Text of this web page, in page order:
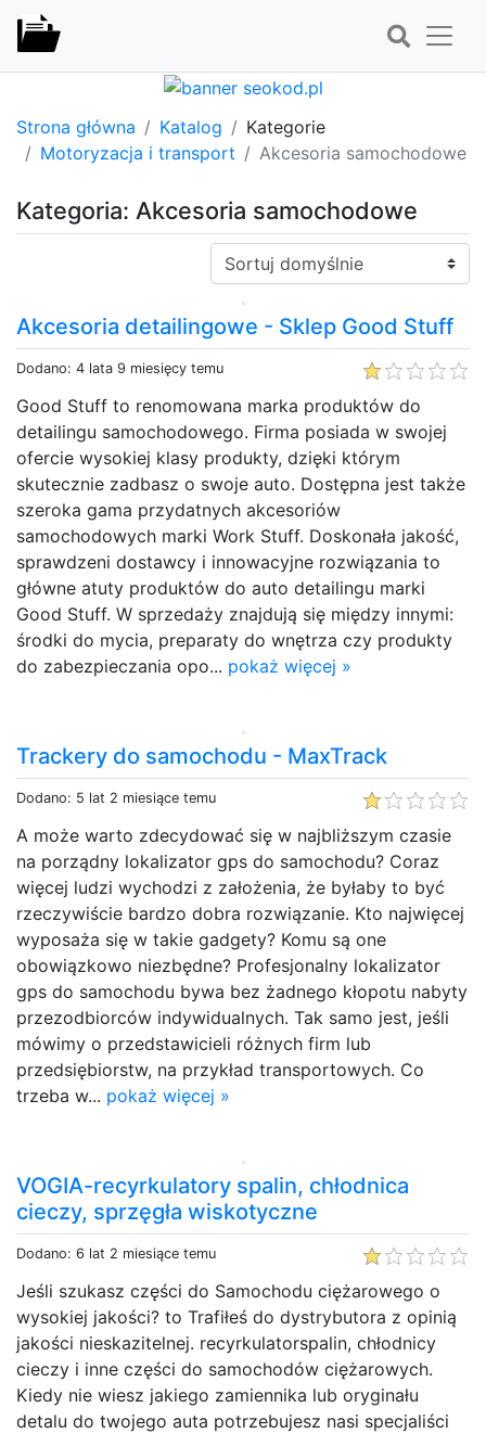
Strona główna Katalog
Kategorie
Motoryzacja i transport
Akcesoria samochodowe
Kategoria: Akcesoria samochodowe
Sortuj:
Akcesoria detailingowe - Sklep Good Stuff
Dodano: 4 lata 9 miesięcy temu
Good Stuff to renomowana marka produktów do
detailingu samochodowego. Firma posiada w swojej
ofercie wysokiej klasy produkty, dzięki którym
skutecznie zadbasz o swoje auto. Dostępna jest także
szeroka gama przydatnych akcesoriów
samochodowych marki Work Stuff. Doskonała jakość,
sprawdzeni dostawcy i innowacyjne rozwiązania to
główne atuty produktów do auto detailingu marki
Good Stuff. W sprzedaży znajdują się między innymi:
środki do mycia, preparaty do wnętrza czy produkty
do zabezpieczania opo... pokaż więcej »
Trackery do samochodu - MaxTrack
Dodano: 5 lat 2 miesiące temu
A może warto zdecydować się w najbliższym czasie
na porządny lokalizator gps do samochodu? Coraz
więcej ludzi wychodzi z założenia, że byłaby to być
rzeczywiście bardzo dobra rozwiązanie. Kto najwięcej
wyposaża się w takie gadgety? Komu są one
obowiązkowo niezbędne? Profesjonalny lokalizator
gps do samochodu bywa bez żadnego kłopotu nabyty
przezodbiorców indywidualnych. Tak samo jest, jeśli
mówimy o przedstawicieli różnych firm lub
przedsiębiorstw, na przykład transportowych. Co
trzeba w... pokaż więcej »
VOGIA-recyrkulatory spalin, chłodnica
cieczy, sprzęgła wiskotyczne
Dodano: 6 lat 2 miesiące temu
Jeśli szukasz części do Samochodu ciężarowego o
wysokiej jakości? to Trafiłeś do dystrybutora z opinią
jakości nieskazitelnej. recyrkulatorspalin, chłodnicy
cieczy i inne części do samochodów ciężarowych.
Kiedy nie wiesz jakiego zamiennika lub oryginału
detalu do twojego auta potrzebujesz nasi specjaliści